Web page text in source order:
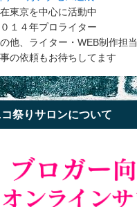
東京を中心に活動中
０１４年プロライター
他、ライター・WEB制作担当
の依頼もお待ちしてます
コ祭りサロンについて